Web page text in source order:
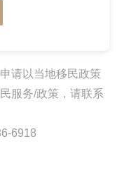
请以当地移民政策
服务/政策，请联系
6918